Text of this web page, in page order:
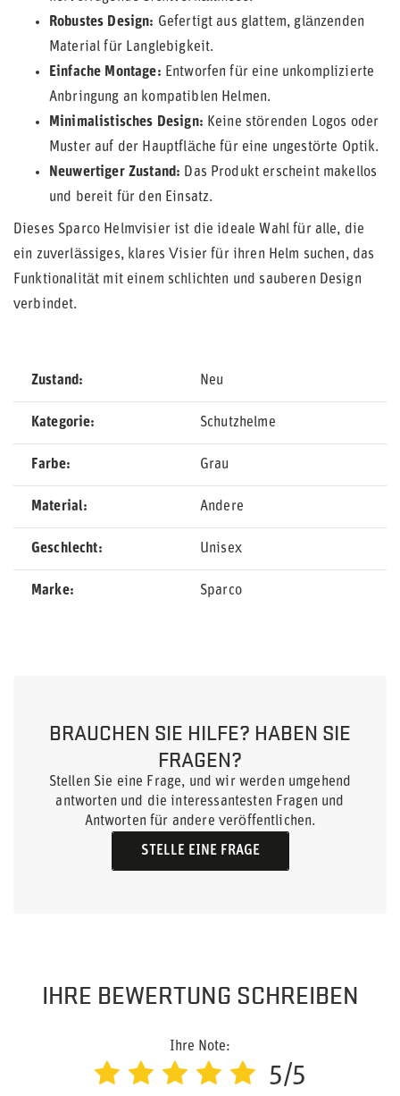
Robustes Design: Gefertigt aus glattem, glänzenden
Material für Langlebigkeit.
Einfache Montage: Entworfen für eine unkomplizierte
Anbringung an kompatiblen Helmen.
Minimalistisches Design: Keine störenden Logos oder
Muster auf der Hauptfläche für eine ungestörte Optik.
Neuwertiger Zustand: Das Produkt erscheint makellos
und bereit für den Einsatz.
Dieses Sparco Helmvisier ist die ideale Wahl für alle, die
ein zuverlässiges, klares Visier für ihren Helm suchen, das
Funktionalität mit einem schlichten und sauberen Design
verbindet.
Zustand Neu
Kategorie Schutzhelme
Farbe Grau
Material Andere
Geschlecht Unisex
Marke Sparco
BRAUCHEN SIE HILFE? HABEN SIE
FRAGEN?
Stellen Sie eine Frage, und wir werden umgehend
antworten und die interessantesten Fragen und
Antworten für andere veröffentlichen.
STELLE EINE FRAGE
IHRE BEWERTUNG SCHREIBEN
Ihre Note:
5/5